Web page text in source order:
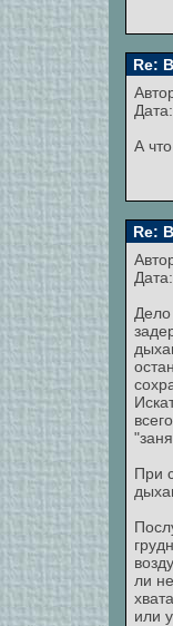
Re:
А
Re:
При
ли
или